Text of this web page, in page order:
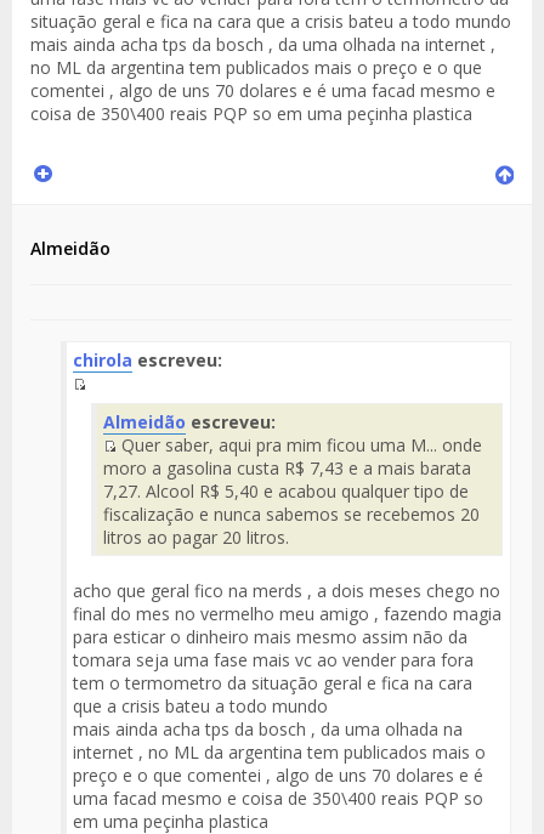
situação geral e fica na cara que a crisis bateu a todo mundo
mais ainda acha tps da bosch , da uma olhada na internet ,
no ML da argentina tem publicados mais o preço e o que
comentei , algo de uns 70 dolares e é uma facad mesmo e
coisa de 350\400 reais PQP so em uma peçinha plastica
Almeidão
chirola escreveu:
Fuente
del
Mensaje
Almeidão escreveu:
Fuente
del
Mensaje
Quer saber, aqui pra mim ficou uma M... onde
moro a gasolina custa R$ 7,43 e a mais barata
7,27. Alcool R$ 5,40 e acabou qualquer tipo de
fiscalização e nunca sabemos se recebemos 20
litros ao pagar 20 litros.
acho que geral fico na merds , a dois meses chego no
final do mes no vermelho meu amigo , fazendo magia
para esticar o dinheiro mais mesmo assim não da
tomara seja uma fase mais vc ao vender para fora
tem o termometro da situação geral e fica na cara
que a crisis bateu a todo mundo
mais ainda acha tps da bosch , da uma olhada na
internet , no ML da argentina tem publicados mais o
preço e o que comentei , algo de uns 70 dolares e é
uma facad mesmo e coisa de 350\400 reais PQP so
em uma peçinha plastica